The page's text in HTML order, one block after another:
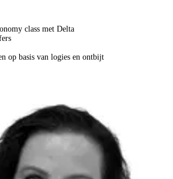
class met Delta
op basis van logies en ontbijt